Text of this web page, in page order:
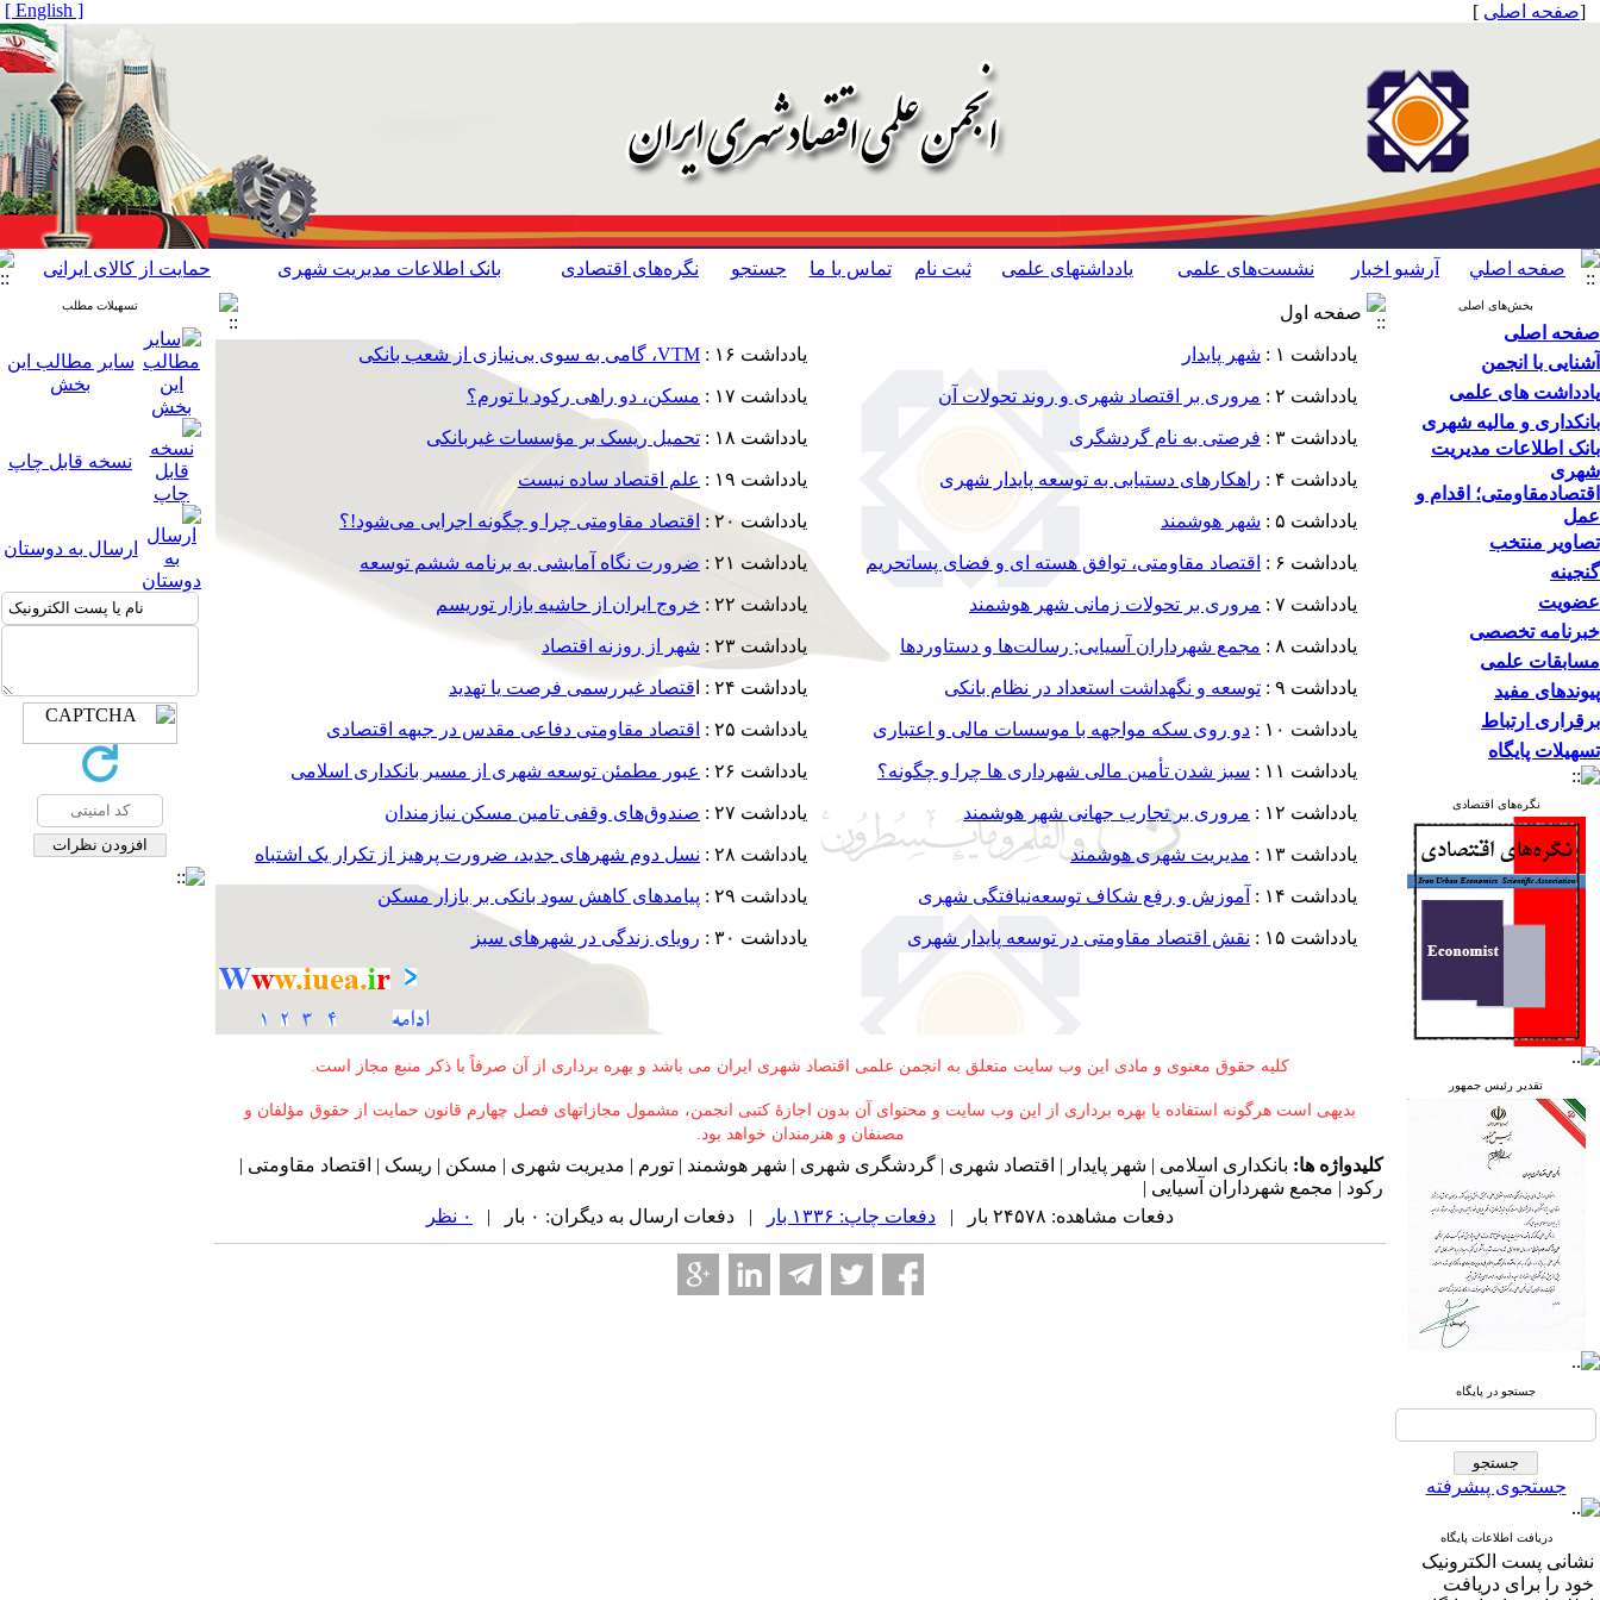
[صفحه اصلی ]
[ English ]
صفحه اصلي آرشیو اخبار نشست‌های علمی یادداشتهای علمی ثبت نام تماس با ما جستجو نگره‌های اقتصادی بانک اطلاعات مدیریت شهری حمایت از کالای ایرانی
بخش‌های اصلی
صفحه اصلی
آشنایی با انجمن
یادداشت های علمی
بانکداری و مالیه شهری
بانک اطلاعات مدیریت
شهری
اقتصاد‌مقاومتی؛ اقدام‌ و‌
عمل
تصاویر منتخب
گنجینه
عضویت
خبرنامه تخصصی
مسابقات علمی
پیوندهای مفید
برقراری ارتباط
تسهیلات پایگاه
نگره‌های اقتصادی
تقدیر رئیس جمهور
جستجو در پایگاه
جستجوی پیشرفته
دریافت اطلاعات پایگاه
نشانی پست الکترونیک
خود را برای دریافت
صفحه اول
یادداشت ۱ : شهر پایدار
یادداشت ۲ : مروری بر اقتصاد شهری و روند تحولات آن
یادداشت ۳ : فرصتی به نام گردشگری
یادداشت ۴ : راهکارهای دستیابی به توسعه پایدار شهری
یادداشت ۵ : شهر هوشمند
یادداشت ۶ : اقتصاد مقاومتی، توافق هسته ای و فضای پساتحریم
یادداشت ۷ : مروری بر تحولات زمانی شهر هوشمند
یادداشت ۸ : مجمع شهرداران آسیایی; رسالت‌ها و دستاوردها
یادداشت ۹ : توسعه و نگهداشت استعداد در نظام بانکی
یادداشت ۱۰ : دو روی سکه مواجهه با موسسات مالی و اعتباری
یادداشت ۱۱ : سبز شدن تأمین مالی شهرداری ها چرا و چگونه؟
یادداشت ۱۲ : مروری بر تجارب جهانی شهر هوشمند
یادداشت ۱۳ : مدیریت شهری هوشمند
یادداشت ۱۴ : آموزش و رفع شکاف توسعه‌نیافتگی شهری
یادداشت ۱۵ : نقش اقتصاد مقاومتی در توسعه پایدار شهری
یادداشت ۱۶ : VTM، گامی به سوی بی‌نیازی از شعب بانکی
یادداشت ۱۷ : مسکن، دو راهی رکود یا تورم؟
یادداشت ۱۸ : تحمیل ریسک بر مؤسسات غیربانکی
یادداشت ۱۹ : علم اقتصاد ساده نیست
یادداشت ۲۰ : اقتصاد مقاومتی چرا و چگونه اجرایی می‌شود!؟
یادداشت ۲۱ : ضرورت نگاه آمایشی به برنامه ششم توسعه
یادداشت ۲۲ : خروج ایران از حاشیه بازار توریسم
یادداشت ۲۳ : شهر از روزنه اقتصاد
یادداشت ۲۴ : ا قتصاد غیررسمی فرصت یا تهدید
یادداشت ۲۵ : اقتصاد مقاومتی دفاعی مقدس در جبهه اقتصادی
یادداشت ۲۶ : عبور مطمئن توسعه شهری از مسیر بانکداری اسلامی
یادداشت ۲۷ : صندوق‌های وقفی تامین مسکن نیازمندان
یادداشت ۲۸ : نسل دوم شهرهای جدید، ضرورت پرهیز از تکرار یک اشتباه
یادداشت ۲۹ : پیامدهای کاهش سود بانکی بر بازار مسکن
یادداشت ۳۰ : رویای زندگی در شهرهای سبز
کلیه حقوق معنوی و مادی این وب سایت متعلق به انجمن علمی اقتصاد شهری ایران می باشد و بهره برداری از آن صرفاً با ذکر منبع مجاز است.
بدیهی است هرگونه استفاده یا بهره برداری از این وب سایت و محتوای آن بدون اجازۀ کتبی انجمن، مشمول مجازاتهای فصل چهارم قانون حمایت از حقوق مؤلفان و
مصنفان و هنرمندان خواهد بود.
تسهیلات مطلب
سایر مطالب این
بخش
نسخه قابل چاپ
ارسال به دوستان
کلیدواژه ها: بانکداری اسلامی | شهر پایدار | اقتصاد شهری | گردشگری شهری | شهر هوشمند | تورم | مدیریت شهری | مسکن | ریسک | اقتصاد مقاومتی |
رکود | مجمع شهرداران آسیایی |
دفعات مشاهده: ۲۴۵۷۸ بار |
دفعات چاپ: ۱۳۳۶ بار | دفعات ارسال به دیگران: ۰ بار | ۰ نظر